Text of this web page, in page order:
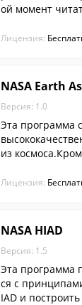
ой момент
фотографии и
Лицензия:
NASA Earth
Версия: 1.0
Эта программа
из
планете.
Лицензия:
NASA HIAD
Версия: 1.5
Эта программа
ся с
IAD и